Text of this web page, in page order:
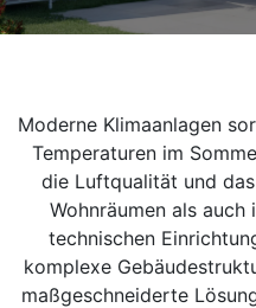
Moderne Klimaanlagen
Temperaturen im
die Luftqualität und
Wohnräumen als
technischen
komplexe
maßgeschneiderte